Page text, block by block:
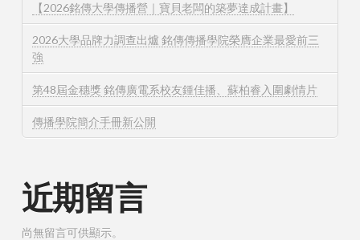
【2026銘傳大學傳播營｜寶貝老闆的築夢達成計畫】
2026大學品牌力調查出爐 銘傳傳播學院榮膺企業最愛前三
強
第48屆金穗獎 銘傳廣電系校友鍾佳播、蘇柏睿入圍劇情片
傳播學院簡介手冊新公開
近期留言
尚無留言可供顯示。